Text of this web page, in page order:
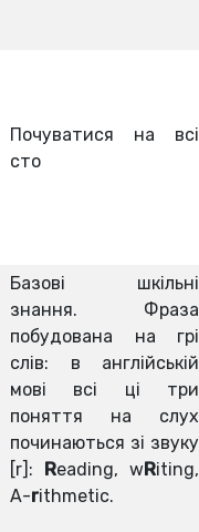
Почуватися на всі
сто
Базові шкільні
знання. Фраза
побудована на грі
слів: в англійській
мові всі ці три
поняття на слух
починаються зі звуку
[r]: Reading, wRiting,
A-rithmetic.